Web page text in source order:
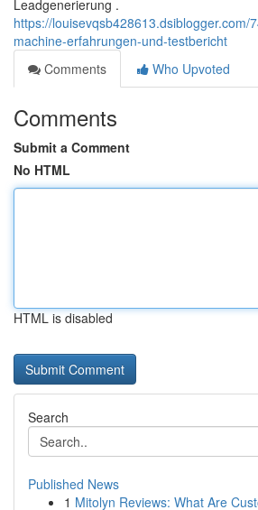
Leadgenerierung .
https://louisevqsb428613.dsiblogger.com/
machine-erfahrungen-und-testbericht
Comments
Who Upvoted
Comments
Submit a Comment
No HTML
HTML is disabled
Search
Published News
1 Mitolyn Reviews: What Are